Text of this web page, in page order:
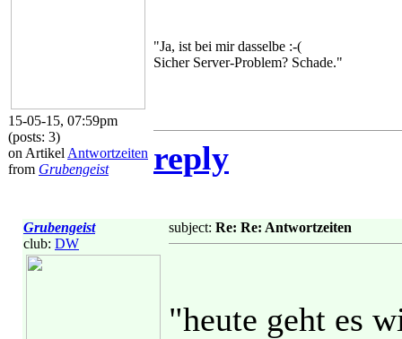
15-05-15, 07:59pm
(posts: 3)
on Artikel Antwortzeiten
from Grubengeist
"Ja, ist bei mir dasselbe :-(
Sicher Server-Problem? Schade."
reply
Grubengeist
club: DW
subject: Re: Re: Antwortzeiten
"heute geht es